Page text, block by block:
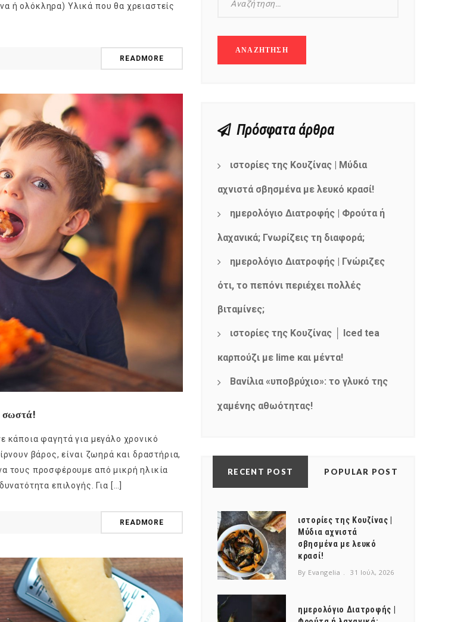
ή ολόκληρα) Υλικά που θα χρειαστείς
READMORE
σωστά!
κάποια φαγητά για μεγάλο χρονικό
βάρος, είναι ζωηρά και δραστήρια,
τους προσφέρουμε από μικρή ηλικία
επιλογής. Για […]
READMORE
Πρόσφατα άρθρα
ιστορίες της Κουζίνας | Μύδια
αχνιστά σβησμένα με λευκό κρασί!
ημερολόγιο Διατροφής | Φρούτα ή
λαχανικά; Γνωρίζεις τη διαφορά;
ημερολόγιο Διατροφής | Γνώριζες
ότι, το πεπόνι περιέχει πολλές
βιταμίνες;
ιστορίες της Κουζίνας │ Iced tea
καρπούζι με lime και μέντα!
Βανίλια «υποβρύχιο»: το γλυκό της
χαμένης αθωότητας!
RECENT POST POPULAR POST
ιστορίες της Κουζίνας |
Μύδια αχνιστά
σβησμένα με λευκό
κρασί!
By Evangelia 31 Ιούλ, 2026
ημερολόγιο Διατροφής |